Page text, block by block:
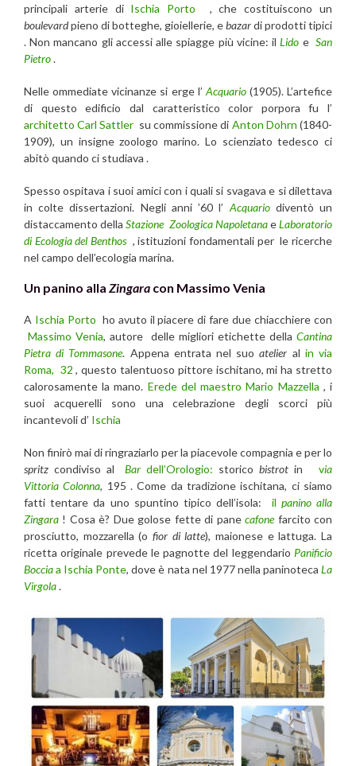
principali arterie di Ischia Porto , che costituiscono un
boulevardpieno di botteghe, gioiellerie, ebazardi prodotti tipici
. Non mancano gli accessi alle spiagge più vicine: ilLido eSan
Pietro.
Nelle ommediate vicinanze si erge l’ Acquario(1905). L’artefice
di questo edificio dal caratteristico color porpora fu l’
architetto Carl Sattler su commissione di Anton Dohrn (1840-
1909), un insigne zoologo marino. Lo scienziato tedesco ci
abitò quando ci studiava .
Spesso ospitava i suoi amici con i quali si svagava e si dilettava
in colte dissertazioni. Negli anni ’60 l’ Acquario diventò un
distaccamento dellaStazione Zoologica NapoletanaeLaboratorio
di Ecologia del Benthos , istituzioni fondamentali per le ricerche
nel campo dell’ecologia marina.
Un panino alla Zingara con Massimo Venia
A Ischia Porto ho avuto il piacere di fare due chiacchiere con
Massimo Venia, autore delle migliori etichette della Cantina
Pietra di Tommasone. Appena entrata nel suoatelier al in via
Roma, 32 , questo talentuoso pittore ischitano, mi ha stretto
calorosamente la mano. Erede del maestro Mario Mazzella , i
suoi acquerelli sono una celebrazione degli scorci più
incantevoli d’ Ischia
Non finirò mai di ringraziarlo per la piacevole compagnia e per lo
spritz condiviso alBar dell’Orologio: storico bistrotin via
Vittoria Colonna, 195 . Come da tradizione ischitana, ci siamo
fatti tentare da uno spuntino tipico dell’isola: il panino alla
Zingara ! Cosa è? Due golose fette di panecafonefarcito con
prosciutto, mozzarella (o fior di latte), maionese e lattuga. La
ricetta originale prevede le pagnotte del leggendario Panificio
Bocciaa Ischia Ponte, dove è nata nel 1977 nella paninotecaLa
Virgola.